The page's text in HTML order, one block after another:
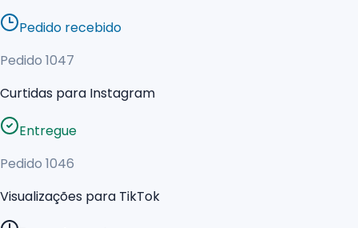
Pedido recebido
Pedido 1047
Curtidas para Instagram
Entregue
Pedido 1046
Visualizações para TikTok